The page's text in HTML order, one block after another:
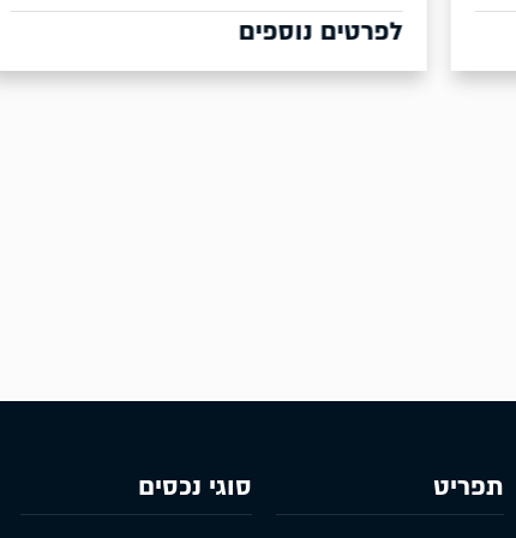
לפרטים נוספים
תפריט סוגי נכסים